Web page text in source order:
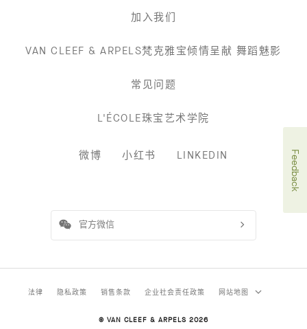
加入我们
VAN CLEEF & ARPELS梵克雅宝倾情呈献 舞蹈魅影
常见问题
L'ÉCOLE珠宝艺术学院
微博 小红书 LINKEDIN
官方微信
法律 隐私政策 销售条款 企业社会责任政策 网站地图
© VAN CLEEF & ARPELS 2026
Feedback